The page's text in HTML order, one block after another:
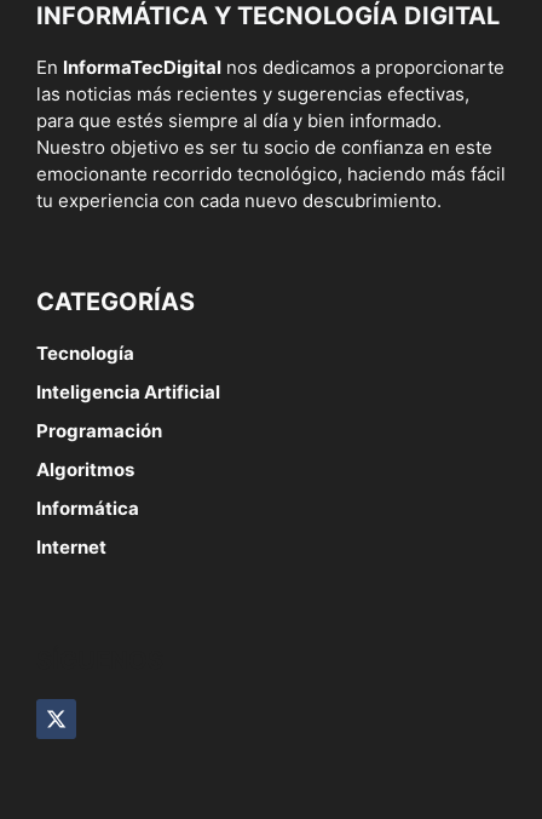
INFORMÁTICA Y TECNOLOGÍA DIGITAL
En InformaTecDigital nos dedicamos a proporcionarte
las noticias más recientes y sugerencias efectivas,
para que estés siempre al día y bien informado.
Nuestro objetivo es ser tu socio de confianza en este
emocionante recorrido tecnológico, haciendo más fácil
tu experiencia con cada nuevo descubrimiento.
CATEGORÍAS
Tecnología
Inteligencia Artificial
Programación
Algoritmos
Informática
Internet